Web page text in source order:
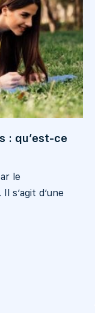
: qu’est-ce
le
s’agit d’une